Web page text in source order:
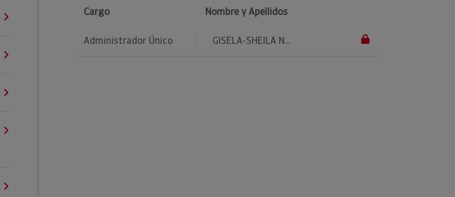
Cargo Nombre y Apellidos
Administrador Único GISELA-SHEILA N...